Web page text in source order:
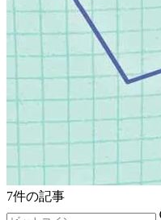
7件の記事